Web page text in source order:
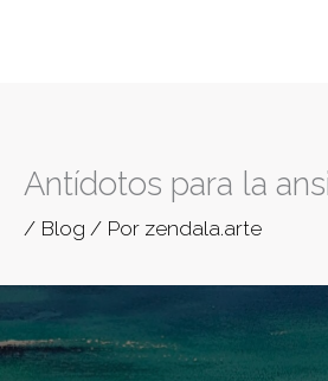
Antídotos para la
/ Blog / Por zendala.arte